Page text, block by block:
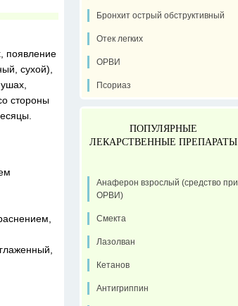
появление
сухой),
стороны
Бронхит острый обструктивный
Отек легких
ОРВИ
Псориаз
ПОПУЛЯРНЫЕ
ЛЕКАРСТВЕННЫЕ ПРЕПАРАТЫ
Анаферон взрослый (средство при
ОРВИ)
Смекта
Лазолван
Кетанов
Антигриппин